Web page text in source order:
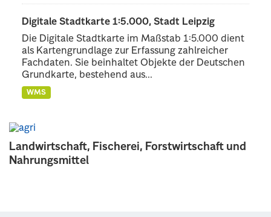
Landwirtschaft, Fischerei, Forstwirtschaft und
Nahrungsmittel
Digitale Stadtkarte 1:5.000, Stadt Leipzig
Die Digitale Stadtkarte im Maßstab 1:5.000 dient
als Kartengrundlage zur Erfassung zahlreicher
Fachdaten. Sie beinhaltet Objekte der Deutschen
Grundkarte, bestehend aus...
WMS